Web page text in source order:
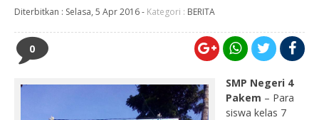
Diterbitkan : Selasa, 5 Apr 2016- Kategori : BERITA
0
SMP Negeri 4
Pakem – Para
siswa kelas 7